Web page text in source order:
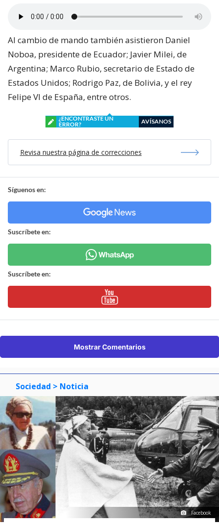
Al cambio de mando también asistieron Daniel
Noboa, presidente de Ecuador; Javier Milei, de
Argentina; Marco Rubio, secretario de Estado de
Estados Unidos; Rodrigo Paz, de Bolivia, y el rey
Felipe VI de España, entre otros.
¿ENCONTRASTE UN
ERROR?
AVÍSANOS
Revisa nuestra página de correcciones
Síguenos en:
Suscríbete en:
Suscríbete en:
Mostrar Comentarios
Sociedad > Noticia
Facebook